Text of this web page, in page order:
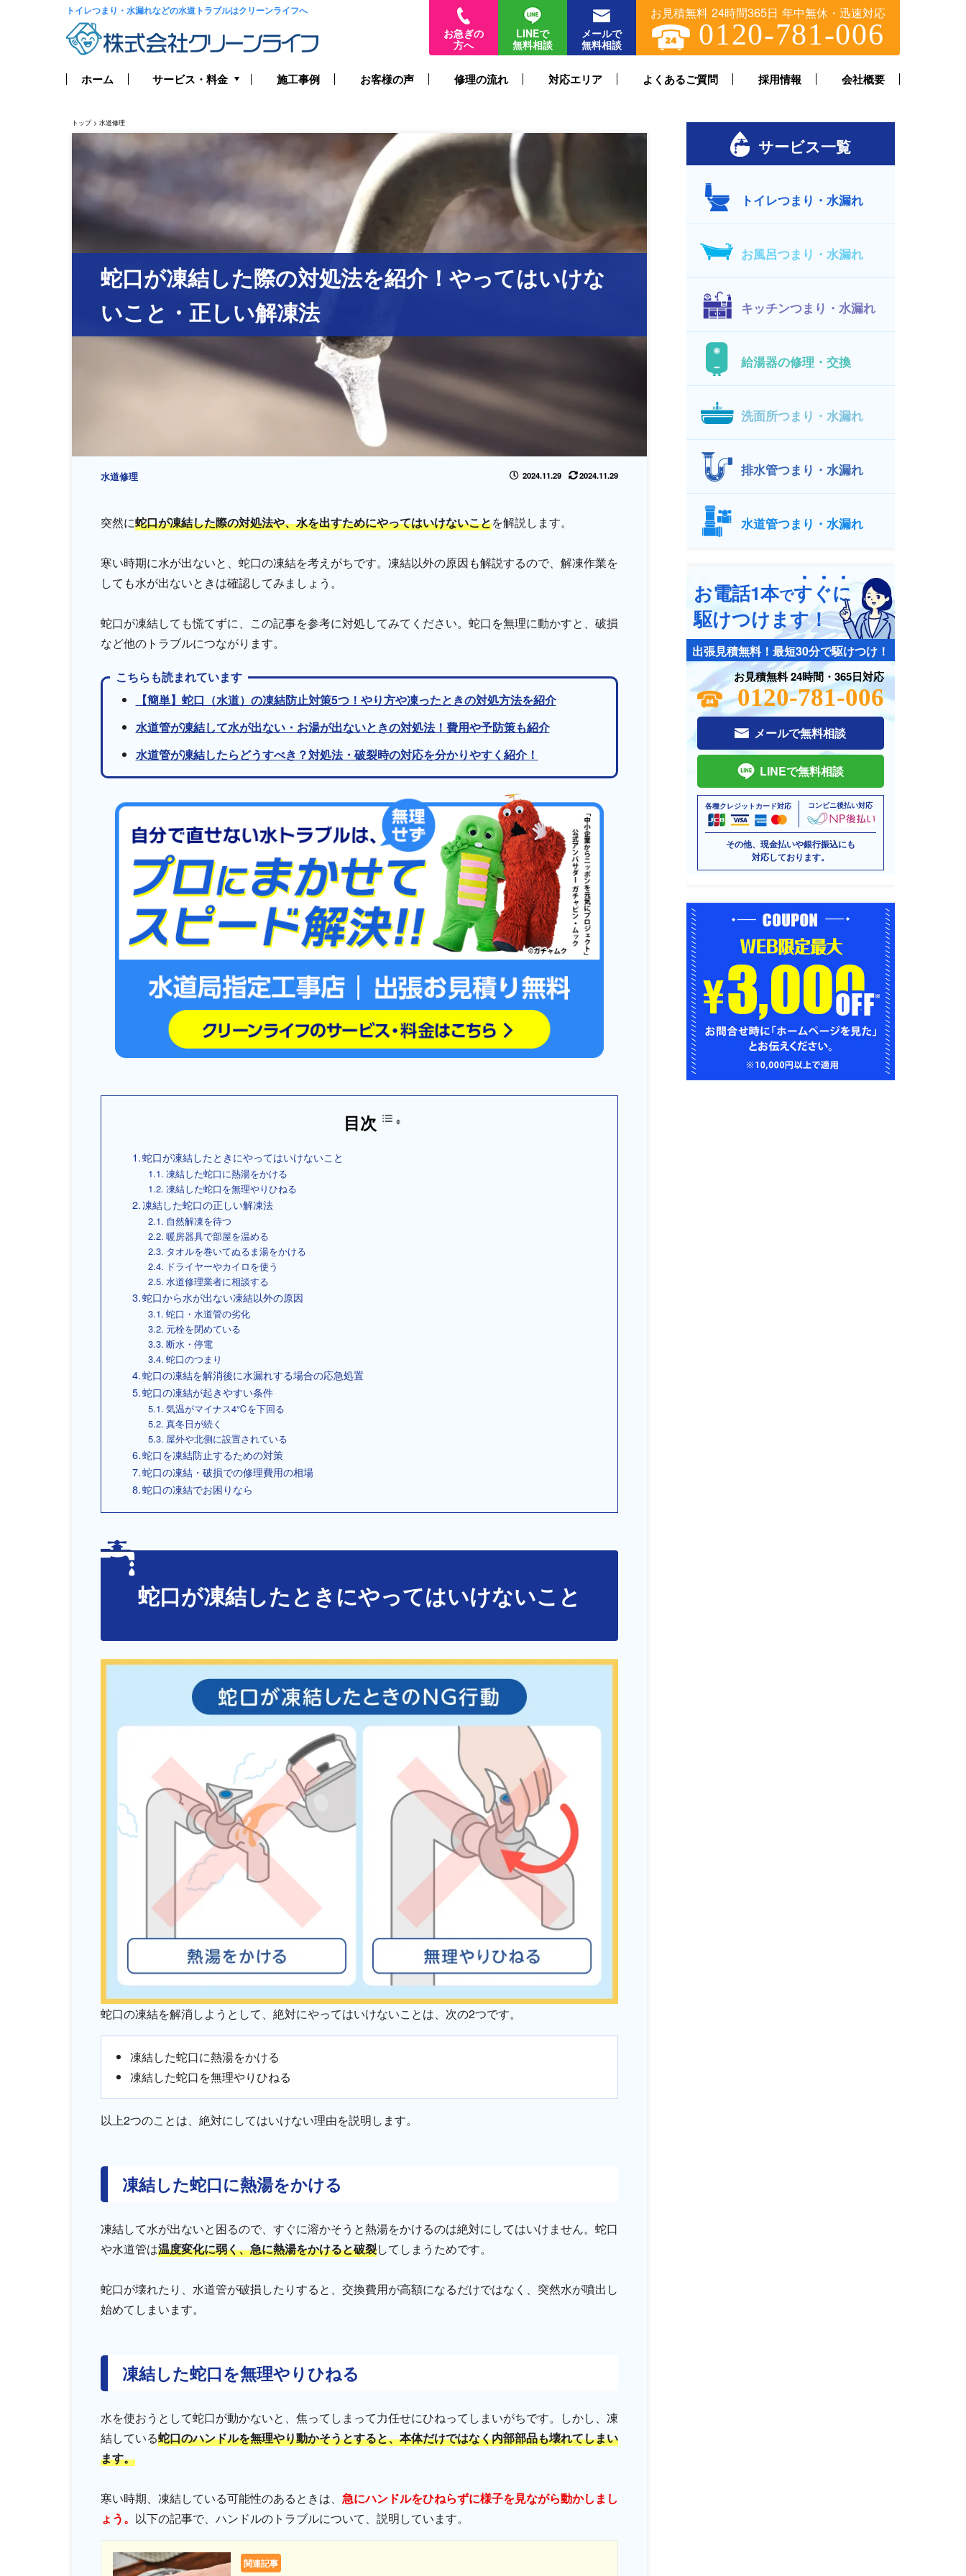
トイレつまり・水漏れなどの水道トラブルはクリーンライフへ
お急ぎの
方へ
LINEで
無料相談
メールで
無料相談
お見積無料 24時間365日 年中無休・迅速対応
0120-781-006
ホーム サービス・料金
洗面所つまり・水漏れ
排水管つまり・水漏れ
水道管つまり・水漏れ
排水管・排水桝トラブル
施工事例 お客様の声 修理の流れ 対応エリア よくあるご質問 採用情報 会社概要
トップ > 水道修理
蛇口が凍結した際の対処法を紹介！やってはいけな
いこと・正しい解凍法
水道修理 2024.11.29 2024.11.29
突然に蛇口が凍結した際の対処法や、水を出すためにやってはいけないことを解説します。
寒い時期に水が出ないと、蛇口の凍結を考えがちです。凍結以外の原因も解説するので、解凍作業を
しても水が出ないときは確認してみましょう。
蛇口が凍結しても慌てずに、この記事を参考に対処してみてください。蛇口を無理に動かすと、破損
など他のトラブルにつながります。
こちらも読まれています
【簡単】蛇口（水道）の凍結防止対策5つ！やり方や凍ったときの対処方法を紹介
水道管が凍結して水が出ない・お湯が出ないときの対処法！費用や予防策も紹介
水道管が凍結したらどうすべき？対処法・破裂時の対応を分かりやすく紹介！
目次
蛇口が凍結したときにやってはいけないこと
凍結した蛇口に熱湯をかける
凍結した蛇口を無理やりひねる
凍結した蛇口の正しい解凍法
自然解凍を待つ
暖房器具で部屋を温める
タオルを巻いてぬるま湯をかける
ドライヤーやカイロを使う
水道修理業者に相談する
蛇口から水が出ない凍結以外の原因
蛇口・水道管の劣化
元栓を閉めている
断水・停電
蛇口のつまり
蛇口の凍結を解消後に水漏れする場合の応急処置
蛇口の凍結が起きやすい条件
気温がマイナス4℃を下回る
真冬日が続く
屋外や北側に設置されている
蛇口を凍結防止するための対策
蛇口の凍結・破損での修理費用の相場
蛇口の凍結でお困りなら
蛇口が凍結したときにやってはいけないこと
蛇口の凍結を解消しようとして、絶対にやってはいけないことは、次の2つです。
凍結した蛇口に熱湯をかける
凍結した蛇口を無理やりひねる
以上2つのことは、絶対にしてはいけない理由を説明します。
凍結した蛇口に熱湯をかける
凍結して水が出ないと困るので、すぐに溶かそうと熱湯をかけるのは絶対にしてはいけません。蛇口
や水道管は温度変化に弱く、急に熱湯をかけると破裂してしまうためです。
蛇口が壊れたり、水道管が破損したりすると、交換費用が高額になるだけではなく、突然水が噴出し
始めてしまいます。
凍結した蛇口を無理やりひねる
水を使おうとして蛇口が動かないと、焦ってしまって力任せにひねってしまいがちです。しかし、凍
結している蛇口のハンドルを無理やり動かそうとすると、本体だけではなく内部部品も壊れてしまい
ます。
寒い時期、凍結している可能性のあるときは、 急にハンドルをひねらずに様子を見ながら動かしまし
ょう。 以下の記事で、ハンドルのトラブルについて、説明しています。
関連記事
サービス一覧
トイレつまり・水漏れ
お風呂つまり・水漏れ
キッチンつまり・水漏れ
給湯器の修理・交換
洗面所つまり・水漏れ
排水管つまり・水漏れ
水道管つまり・水漏れ
お電話1本ですぐに
駆けつけます！
出張見積無料！最短30分で駆けつけ！
お見積無料 24時間・365日対応
0120-781-006
メールで無料相談
LINEで無料相談
各種クレジットカード対応 コンビニ後払い対応
その他、現金払いや銀行振込にも
対応しております。